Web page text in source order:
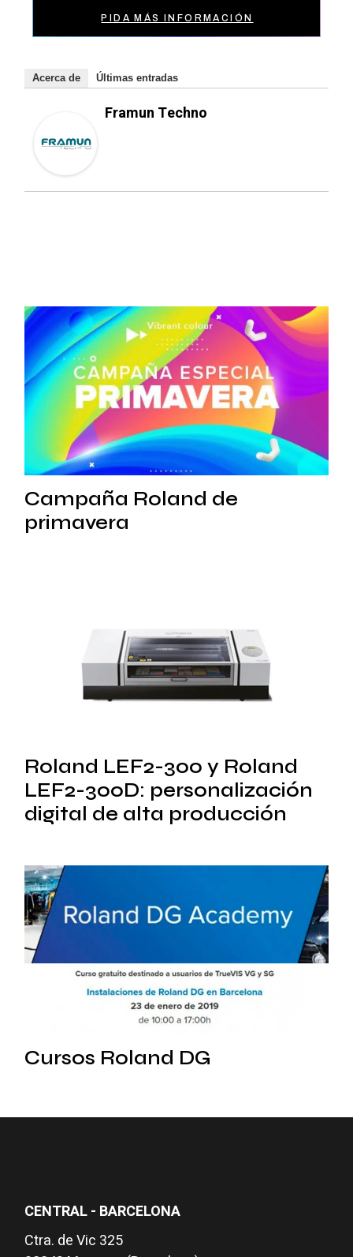
PIDA MÁS INFORMACIÓN
Acerca de Últimas entradas
Framun Techno
Campaña Roland de
primavera
Roland LEF2-300 y Roland
LEF2-300D: personalización
digital de alta producción
Cursos Roland DG
CENTRAL - BARCELONA
Ctra. de Vic 325